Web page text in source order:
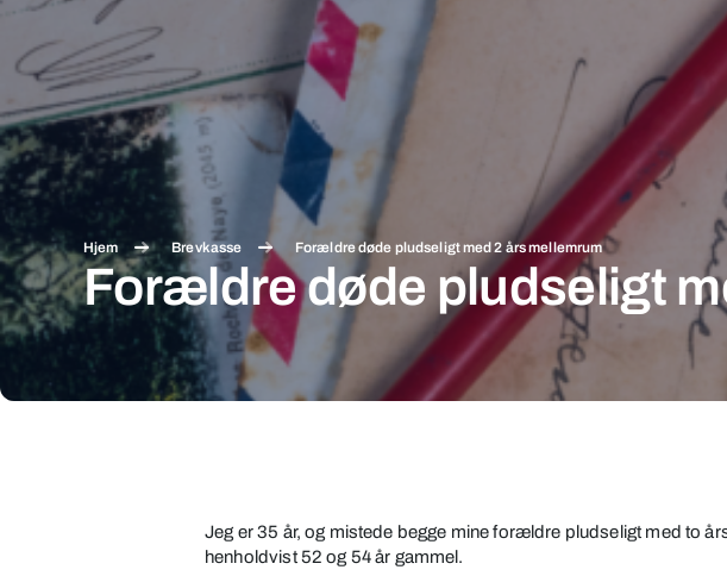
Hjem Brevkasse Forældre døde pludseligt med 2 års mellemrum
Forældre døde pludseligt
Jeg er 35 år, og mistede begge mine forældre pludseligt med to
henholdvist 52 og 54 år gammel.